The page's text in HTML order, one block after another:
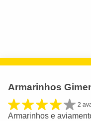
Armarinhos
2
Armarinhos e